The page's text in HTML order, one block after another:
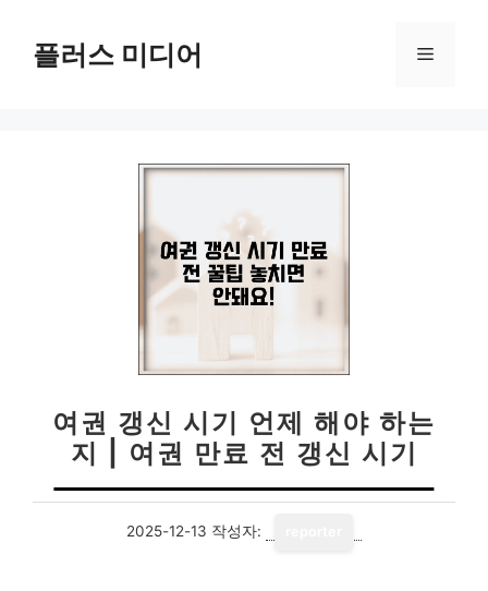
플러스 미디어 메
여권 갱신 시기 언제 해야 하는
지 | 여권 만료 전 갱신 시기
2025-12-13 작성자: